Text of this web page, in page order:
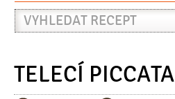
Vyhledat
recept
TELECÍ PICCATA